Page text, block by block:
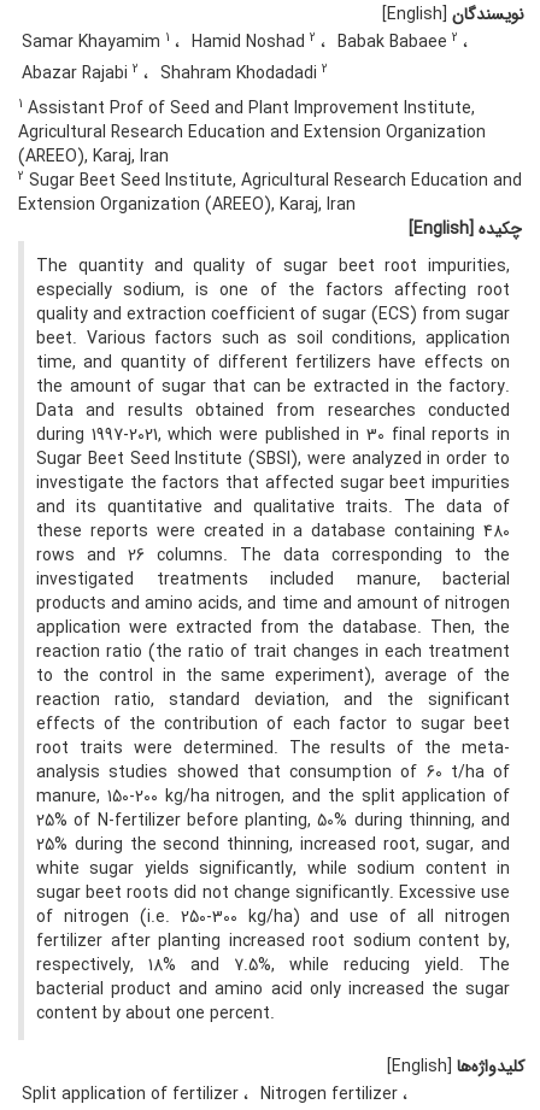
نویسندگان [English]
Samar Khayamim 1 Hamid Noshad 2 Babak Babaee 2
Abazar Rajabi 2 Shahram Khodadadi 2
1 Assistant Prof of Seed and Plant Improvement Institute,
Agricultural Research Education and Extension Organization
(AREEO), Karaj, Iran
2 Sugar Beet Seed Institute, Agricultural Research Education and
Extension Organization (AREEO), Karaj, Iran
چکیده [English]
The quantity and quality of sugar beet root impurities,
especially sodium, is one of the factors affecting root
quality and extraction coefficient of sugar (ECS) from sugar
beet. Various factors such as soil conditions, application
time, and quantity of different fertilizers have effects on
the amount of sugar that can be extracted in the factory.
Data and results obtained from researches conducted
during 1997-2021, which were published in 30 final reports in
Sugar Beet Seed Institute (SBSI), were analyzed in order to
investigate the factors that affected sugar beet impurities
and its quantitative and qualitative traits. The data of
these reports were created in a database containing 480
rows and 26 columns. The data corresponding to the
investigated treatments included manure, bacterial
products and amino acids, and time and amount of nitrogen
application were extracted from the database. Then, the
reaction ratio (the ratio of trait changes in each treatment
to the control in the same experiment), average of the
reaction ratio, standard deviation, and the significant
effects of the contribution of each factor to sugar beet
root traits were determined. The results of the meta-
analysis studies showed that consumption of 60 t/ha of
manure, 150-200 kg/ha nitrogen, and the split application of
25% of N-fertilizer before planting, 50% during thinning, and
25% during the second thinning, increased root, sugar, and
white sugar yields significantly, while sodium content in
sugar beet roots did not change significantly. Excessive use
of nitrogen (i.e. 250-300 kg/ha) and use of all nitrogen
fertilizer after planting increased root sodium content by,
respectively, 18% and 7.5%, while reducing yield. The
bacterial product and amino acid only increased the sugar
content by about one percent.
کلیدواژه‌ها [English]
Split application of fertilizer
Nitrogen fertilizer